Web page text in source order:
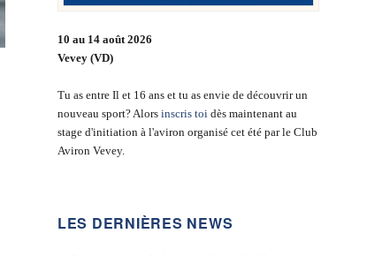
10 au 14 août 2026
Vevey (VD)
Tu as entre Il et 16 ans et tu as envie de découvrir un
nouveau sport? Alors inscris toi dès maintenant au
stage d'initiation à l'aviron organisé cet été par le Club
Aviron Vevey.
LES DERNIÈRES NEWS